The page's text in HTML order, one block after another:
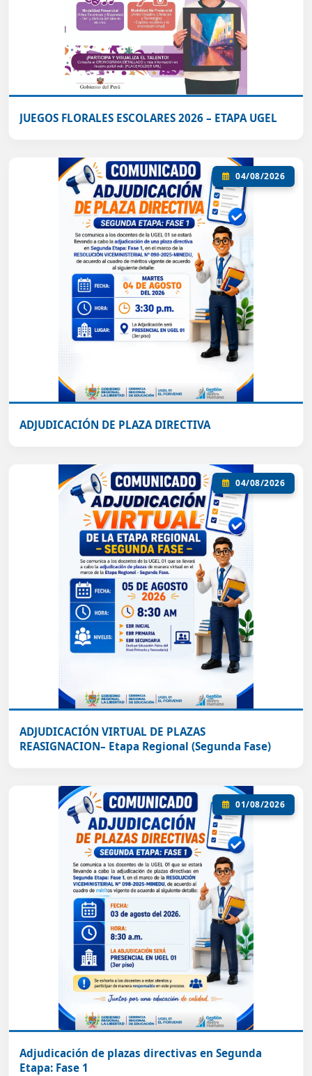
JUEGOS FLORALES ESCOLARES 2026 – ETAPA UGEL
04/08/2026
ADJUDICACIÓN DE PLAZA DIRECTIVA
04/08/2026
ADJUDICACIÓN VIRTUAL DE PLAZAS
REASIGNACION– Etapa Regional (Segunda Fase)
01/08/2026
Adjudicación de plazas directivas en Segunda
Etapa: Fase 1